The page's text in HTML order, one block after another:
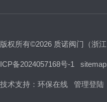
版权所有©2026 质诺阀门（浙
ICP备2024057168号-1
技术支持： 环保在线 管理登陆